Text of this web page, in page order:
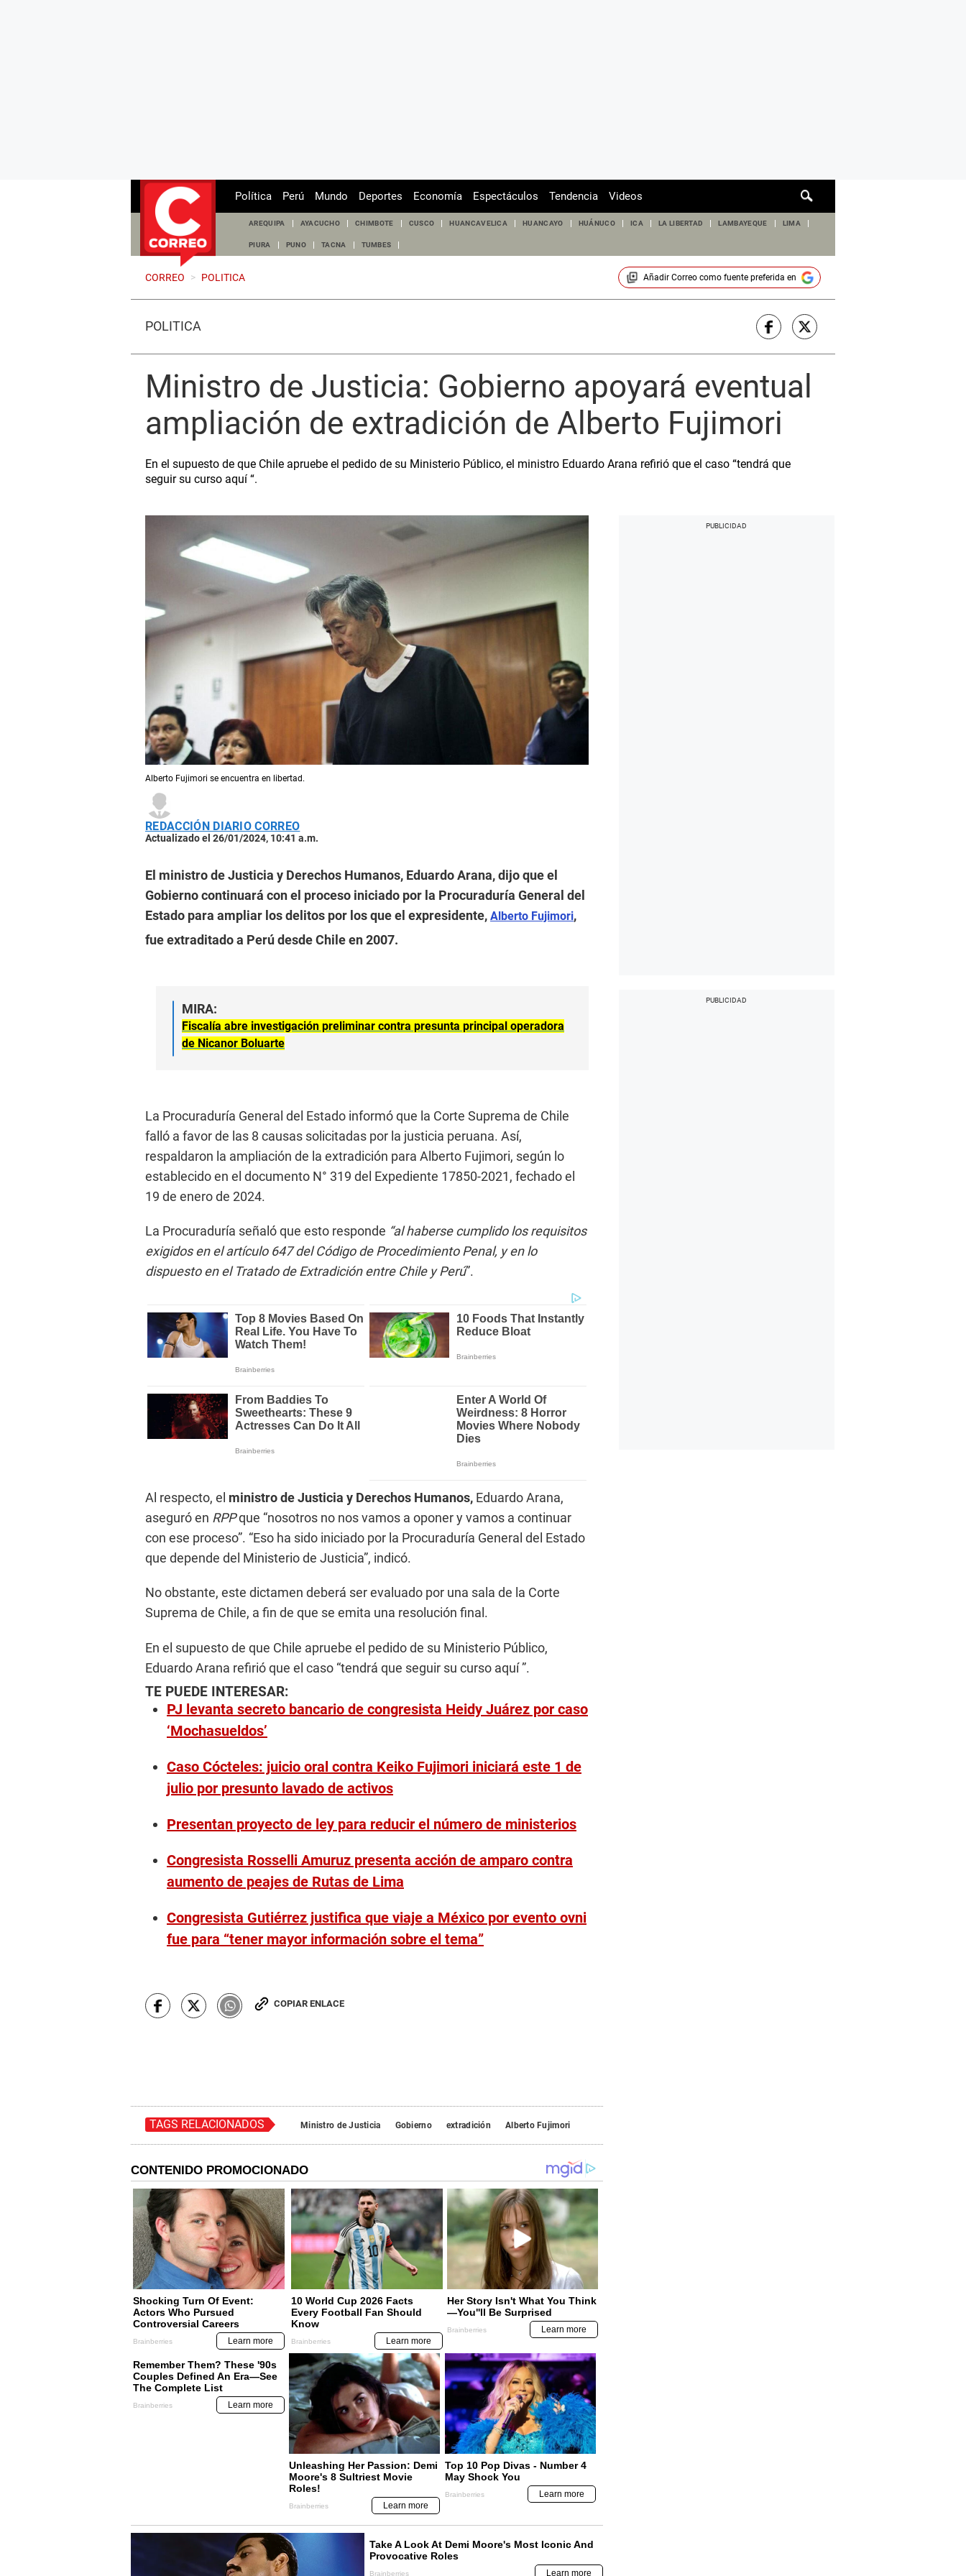
de
Política Perú Mundo Deportes Economía Espectáculos Tendencia Videos
AREQUIPA AYACUCHO CHIMBOTE CUSCO HUANCAVELICA HUANCAYO HUÁNUCO ICA LA LIBERTAD LAMBAYEQUE LIMA
PIURA PUNO TACNA TUMBES
CORREO > POLITICA Añadir Correocomo fuente preferida en
POLÍTICA
Ministro de Justicia: Gobierno apoyará eventual
ampliación de extradición de Alberto Fujimori
En el supuesto de que Chile apruebe el pedido de su Ministerio Público, el ministro Eduardo Arana refirió que el caso “tendrá que
seguir su curso aquí “.
Alberto Fujimori se encuentra en libertad.
REDACCIÓN DIARIO CORREO
Actualizado el 26/01/2024, 10:41 a.m.
El ministro de Justicia y Derechos Humanos, Eduardo Arana, dijo que el
Gobierno continuará con el proceso iniciado por la Procuraduría General del
Estado para ampliar los delitos por los que el expresidente, Alberto Fujimori,
fue extraditado a Perú desde Chile en 2007.
MIRA:
Fiscalía abre investigación preliminar contra presunta principal operadora
de Nicanor Boluarte
La Procuraduría General del Estado informó que la Corte Suprema de Chile
falló a favor de las 8 causas solicitadas por la justicia peruana. Así,
respaldaron la ampliación de la extradición para Alberto Fujimori, según lo
establecido en el documento N° 319 del Expediente 17850-2021, fechado el
19 de enero de 2024.
La Procuraduría señaló que esto responde “al haberse cumplido los requisitos
exigidos en el artículo 647 del Código de Procedimiento Penal, y en lo
dispuesto en el Tratado de Extradición entre Chile y Perú”.
Al respecto, el ministro de Justicia y Derechos Humanos, Eduardo Arana,
aseguró en RPPque “nosotros no nos vamos a oponer y vamos a continuar
con ese proceso”. “Eso ha sido iniciado por la Procuraduría General del Estado
que depende del Ministerio de Justicia”, indicó.
No obstante, este dictamen deberá ser evaluado por una sala de la Corte
Suprema de Chile, a fin de que se emita una resolución final.
En el supuesto de que Chile apruebe el pedido de su Ministerio Público,
Eduardo Arana refirió que el caso “tendrá que seguir su curso aquí ”.
TE PUEDE INTERESAR:
PJ levanta secreto bancario de congresista Heidy Juárez por caso
‘Mochasueldos’
Caso Cócteles: juicio oral contra Keiko Fujimori iniciará este 1 de
julio por presunto lavado de activos
Presentan proyecto de ley para reducir el número de ministerios
Congresista Rosselli Amuruz presenta acción de amparo contra
aumento de peajes de Rutas de Lima
Congresista Gutiérrez justifica que viaje a México por evento ovni
fue para “tener mayor información sobre el tema”
COPIAR ENLACE
TAGS RELACIONADOS Ministro de Justicia Gobierno extradición Alberto Fujimori